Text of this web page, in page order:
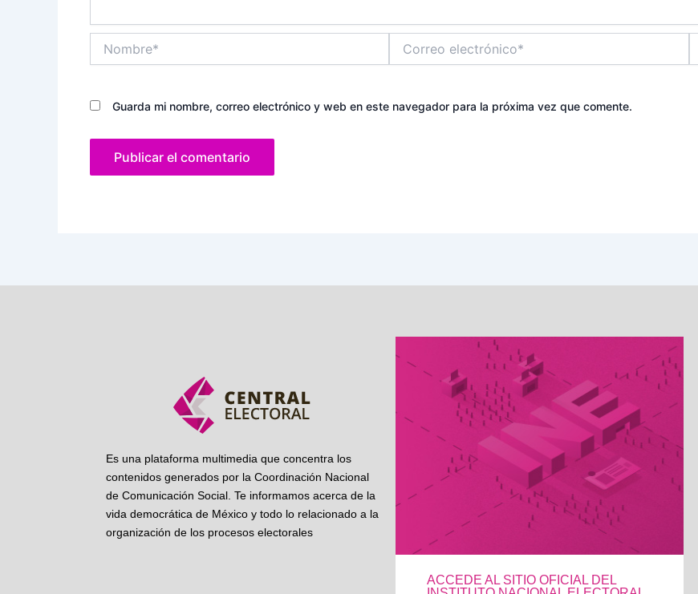
electrónico*
Guarda mi nombre, correo electrónico y web en este navegador para la próxima vez que comente.
Es una plataforma multimedia que concentra los
contenidos generados por la Coordinación Nacional
de Comunicación Social. Te informamos acerca de la
vida democrática de México y todo lo relacionado a la
organización de los procesos electorales
ACCEDE AL SITIO OFICIAL DEL